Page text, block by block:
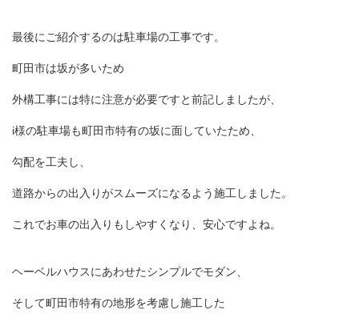
最後にご紹介するのは駐車場の工事です。
町田市は坂が多いため
外構工事には特に注意が必要ですと前記しましたが、
i様の駐車場も町田市特有の坂に面していたため、
勾配を工夫し、
道路からの出入りがスムーズになるよう施工しました。
これでお車の出入りもしやすくなり、安心ですよね。
ヘーベルハウスにあわせたシンプルでモダン、
そして町田市特有の地形を考慮し施工した